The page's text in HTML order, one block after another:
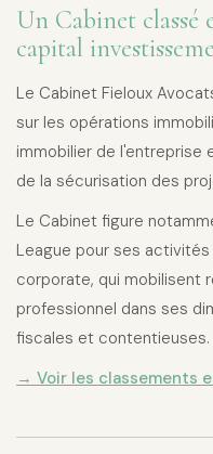
Un Cabinet
capital
Le Cabinet Fieloux
sur les opérations
immobilier de
de la sécurisation des
Le Cabinet figure
League pour ses
corporate, qui mobilisent
professionnel dans ses
fiscales et contentieuses.
→ Voir les classements